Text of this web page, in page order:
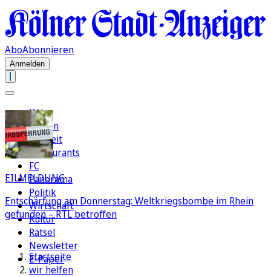
AboAbonnieren
Anmelden
Köln
Region
Freizeit
Restaurants
FC
Panorama
Politik
Wirtschaft
Kultur
Rätsel
Newsletter
E-Paper
EILMELDUNG
Entschärfung am Donnerstag: Weltkriegsbombe im Rhein
gefunden – RTL betroffen
Startseite
wir helfen